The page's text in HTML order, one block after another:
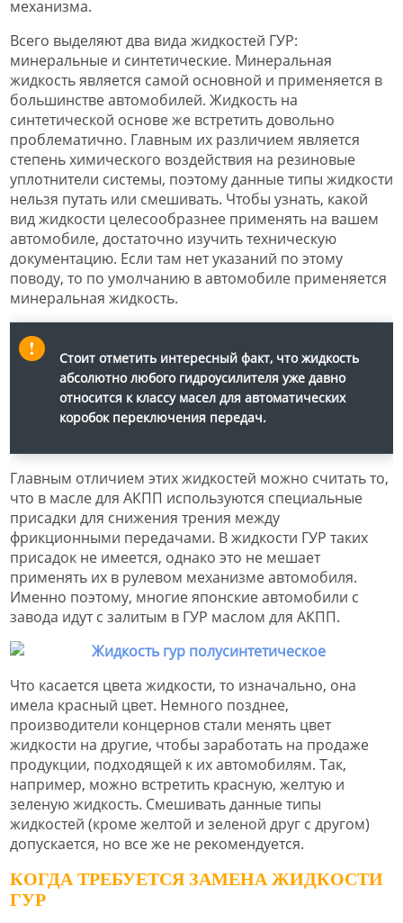
механизма.
Всего выделяют два вида жидкостей ГУР:
минеральные и синтетические. Минеральная
жидкость является самой основной и применяется в
большинстве автомобилей. Жидкость на
синтетической основе же встретить довольно
проблематично. Главным их различием является
степень химического воздействия на резиновые
уплотнители системы, поэтому данные типы жидкости
нельзя путать или смешивать. Чтобы узнать, какой
вид жидкости целесообразнее применять на вашем
автомобиле, достаточно изучить техническую
документацию. Если там нет указаний по этому
поводу, то по умолчанию в автомобиле применяется
минеральная жидкость.
Стоит отметить интересный факт, что жидкость
абсолютно любого гидроусилителя уже давно
относится к классу масел для автоматических
коробок переключения передач.
Главным отличием этих жидкостей можно считать то,
что в масле для АКПП используются специальные
присадки для снижения трения между
фрикционными передачами. В жидкости ГУР таких
присадок не имеется, однако это не мешает
применять их в рулевом механизме автомобиля.
Именно поэтому, многие японские автомобили с
завода идут с залитым в ГУР маслом для АКПП.
Что касается цвета жидкости, то изначально, она
имела красный цвет. Немного позднее,
производители концернов стали менять цвет
жидкости на другие, чтобы заработать на продаже
продукции, подходящей к их автомобилям. Так,
например, можно встретить красную, желтую и
зеленую жидкость. Смешивать данные типы
жидкостей (кроме желтой и зеленой друг с другом)
допускается, но все же не рекомендуется.
КОГДА ТРЕБУЕТСЯ ЗАМЕНА ЖИДКОСТИ
ГУР